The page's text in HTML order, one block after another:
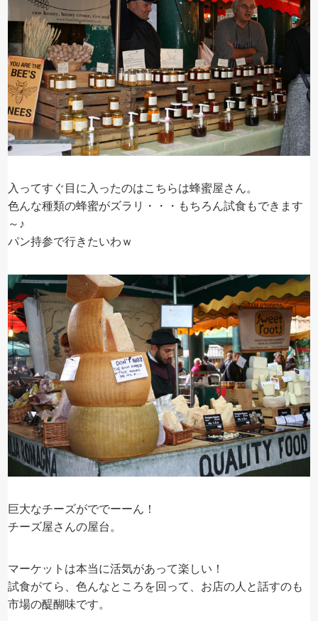
入ってすぐ目に入ったのはこちらは蜂蜜屋さん。
色んな種類の蜂蜜がズラリ・・・もちろん試食もできます
～♪
パン持参で行きたいわｗ
巨大なチーズがででーーん！
チーズ屋さんの屋台。
マーケットは本当に活気があって楽しい！
試食がてら、色んなところを回って、お店の人と話すのも
市場の醍醐味です。